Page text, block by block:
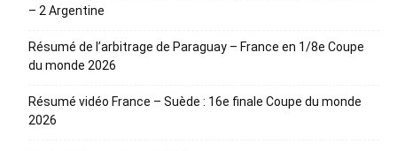
– 2 Argentine
Résumé de l’arbitrage de Paraguay – France en 1/8e Coupe
du monde 2026
Résumé vidéo France – Suède : 16e finale Coupe du monde
2026